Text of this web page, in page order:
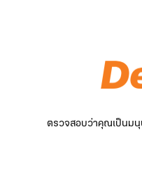
ตรวจสอบว่าคุณเป็นมนุ